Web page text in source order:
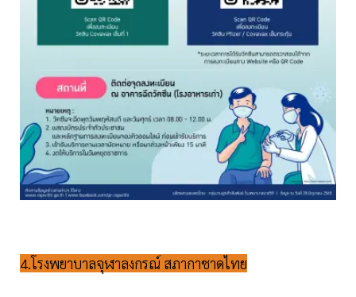
4.โรงพยาบาลจุฬาลงกรณ์ สภากาชาดไทย